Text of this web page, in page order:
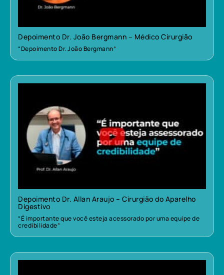
Depoimento Dr. João Bergmann – Médico Cirurgião
“Depoimento Dr. João Bergmann”
Depoimento Dr. Allan Araujo – Cirurgião do Aparelho
Digestivo
“É importante que você esteja acessorado por uma equipe de
credibilidade”